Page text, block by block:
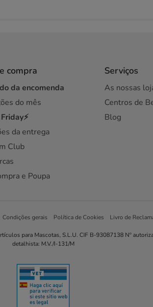
compra
da encomenda
do mês
da entrega
Club
e Poupa
Serviços
As nossas
Centros de
Blog
Condições gerais Política de Cookies Livro de
para Mascotas, S.L.U. CIF B-93087138 Nº
detalhista: M.V./I-131/M